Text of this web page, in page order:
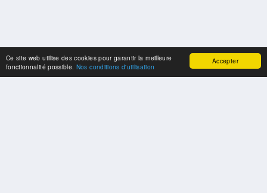
Accepter
Ce site web utilise des cookies pour garantir la meilleure
fonctionnalité possible. Nos conditions d'utilisation